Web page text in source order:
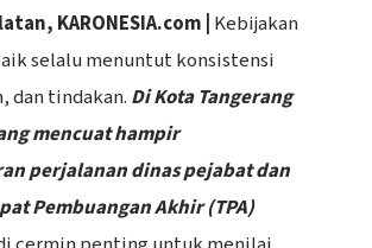
KARONESIA.com | Kebijakan
selalu menuntut konsistensi
dan tindakan. Di Kota Tangerang
mencuat hampir
perjalanan dinas pejabat dan
Pembuangan Akhir (TPA)